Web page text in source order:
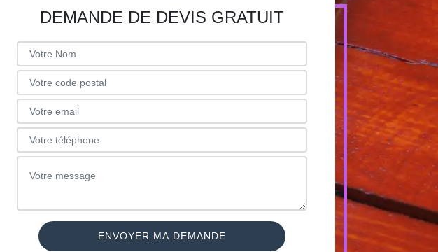
DEMANDE DE DEVIS GRATUIT